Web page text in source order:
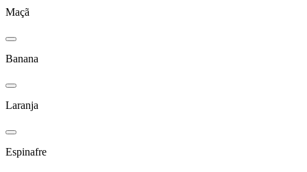
Maçã
Banana
Laranja
Espinafre